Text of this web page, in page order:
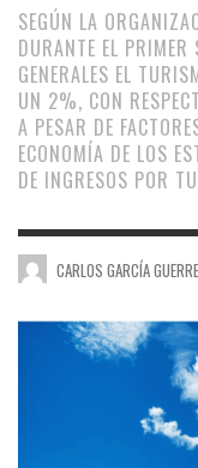
SEGÚN LA
DURANTE EL
GENERALES EL
UN 2%, CON
A PESAR DE
ECONOMÍA DE LOS
DE INGRESOS POR
CARLOS GARCÍA